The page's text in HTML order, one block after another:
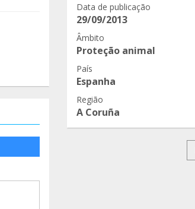
Data de publicação
29/09/2013
Âmbito
Proteção animal
País
Espanha
Região
A Coruña